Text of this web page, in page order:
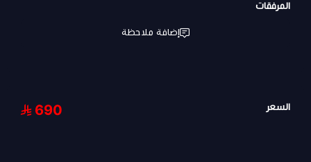
المرفقات
إضافة ملاحظة
السعر 690